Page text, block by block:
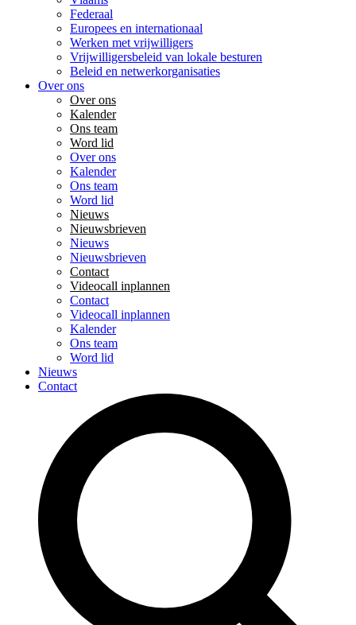
Federaal
Europees en internationaal
Werken met vrijwilligers
Vrijwilligersbeleid van lokale besturen
Beleid en netwerkorganisaties
Over ons
Over ons
Kalender
Ons team
Word lid
Over ons
Kalender
Ons team
Word lid
Nieuws
Nieuwsbrieven
Nieuws
Nieuwsbrieven
Contact
Videocall inplannen
Contact
Videocall inplannen
Kalender
Ons team
Word lid
Nieuws
Contact